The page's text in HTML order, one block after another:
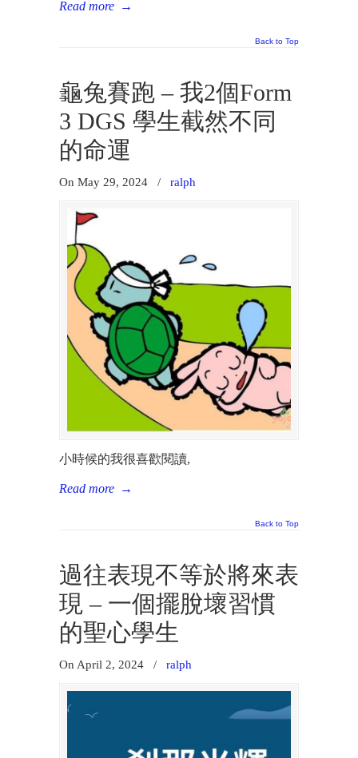
Read more →
Back to Top
龜兔賽跑 – 我2個Form
3 DGS 學生截然不同
的命運
On May 29, 2024 / ralph
小時候的我很喜歡閱讀,
Read more →
Back to Top
過往表現不等於將來表
現 – 一個擺脫壞習慣
的聖心學生
On April 2, 2024 / ralph